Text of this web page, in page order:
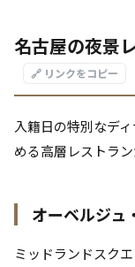
名古屋の夜景
🔗 リンクをコピー
入籍日の特別なデ
める高層レストラン
オーベルジュ
ミッドランドスク